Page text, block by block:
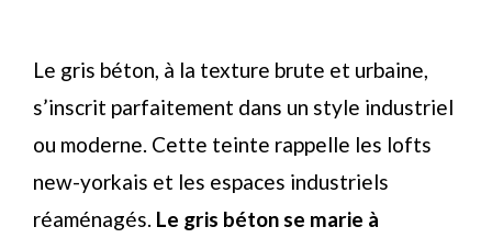
Le gris béton, à la texture brute et urbaine,
s’inscrit parfaitement dans un style industriel
ou moderne. Cette teinte rappelle les lofts
new-yorkais et les espaces industriels
réaménagés. Le gris béton se marie à